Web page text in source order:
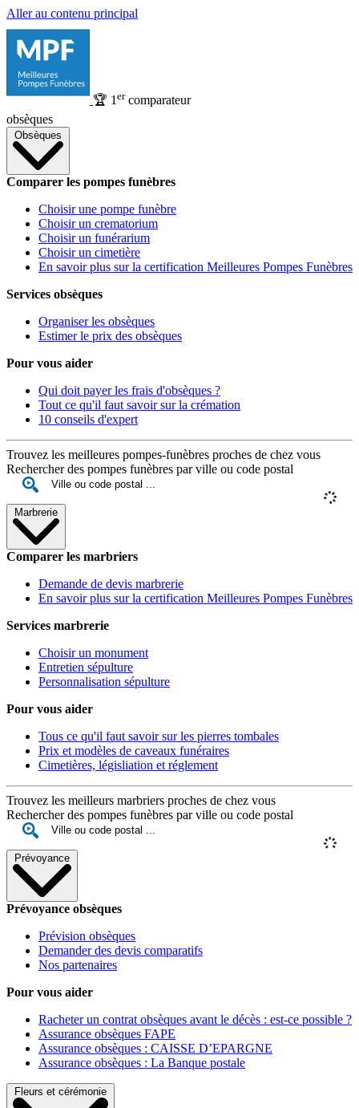
Aller au contenu principal
🏆 1 ercomparateur
obsèques
Obsèques
Comparer les pompes funèbres
Choisir une pompe funèbre
Choisir un crematorium
Choisir un funérarium
Choisir un cimetière
En savoir plus sur la certification Meilleures Pompes Funèbres
Services obsèques
Organiser les obsèques
Estimer le prix des obsèques
Pour vous aider
Qui doit payer les frais d'obsèques ?
Tout ce qu'il faut savoir sur la crémation
10 conseils d'expert
Trouvez les meilleures pompes-funèbres proches de chez vous
Rechercher des pompes funèbres par ville ou code postal
Marbrerie
Comparer les marbriers
Demande de devis marbrerie
En savoir plus sur la certification Meilleures Pompes Funèbres
Services marbrerie
Choisir un monument
Entretien sépulture
Personnalisation sépulture
Pour vous aider
Tous ce qu'il faut savoir sur les pierres tombales
Prix et modèles de caveaux funéraires
Cimetières, législiation et réglement
Trouvez les meilleurs marbriers proches de chez vous
Rechercher des pompes funèbres par ville ou code postal
Prévoyance
Prévoyance obsèques
Prévision obsèques
Demander des devis comparatifs
Nos partenaires
Pour vous aider
Racheter un contrat obsèques avant le décès : est-ce possible ?
Assurance obsèques FAPE
Assurance obsèques : CAISSE D’EPARGNE
Assurance obsèques : La Banque postale
Fleurs et cérémonie